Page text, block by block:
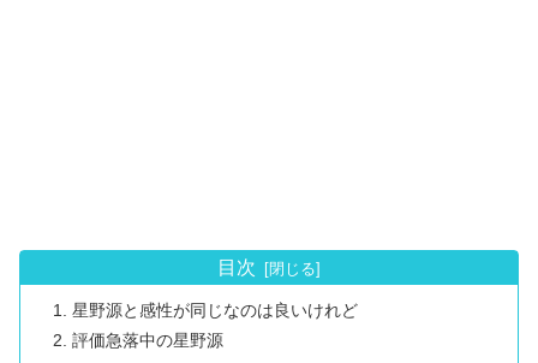
目次
星野源と感性が同じなのは良いけれど
評価急落中の星野源